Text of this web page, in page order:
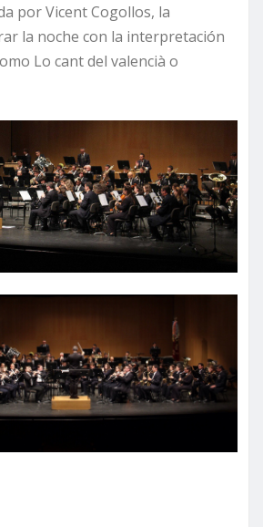
por Vicent Cogollos, la
la noche con la interpretación
Lo cant del valencià o